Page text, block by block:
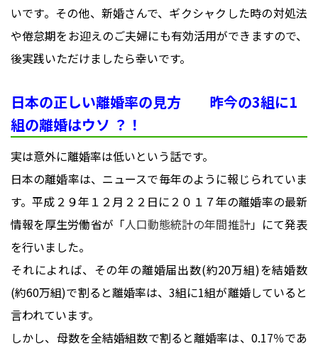
いです。その他、新婚さんで、ギクシャクした時の対処法
や倦怠期をお迎えのご夫婦にも有効活用ができますので、
後実践いただけましたら幸いです。
日本の正しい離婚率の見方 昨今の3組に1
組の離婚はウソ ？！
実は意外に離婚率は低いという話です。
日本の離婚率は、ニュースで毎年のように報じられていま
す。平成２９年１２月２２日に２０１７年の離婚率の最新
情報を厚生労働省が「人口動態統計の年間推計」にて発表
を行いました。
それによれば、その年の離婚届出数(約20万組)を結婚数
(約60万組)で割ると離婚率は、3組に1組が離婚していると
言われています。
しかし、母数を全結婚組数で割ると離婚率は、0.17％であ